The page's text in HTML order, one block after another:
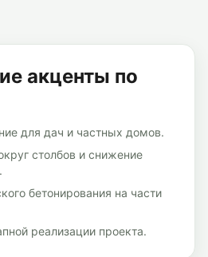
акценты по
для дач и частных домов.
столбов и снижение
бетонирования на части
реализации проекта.